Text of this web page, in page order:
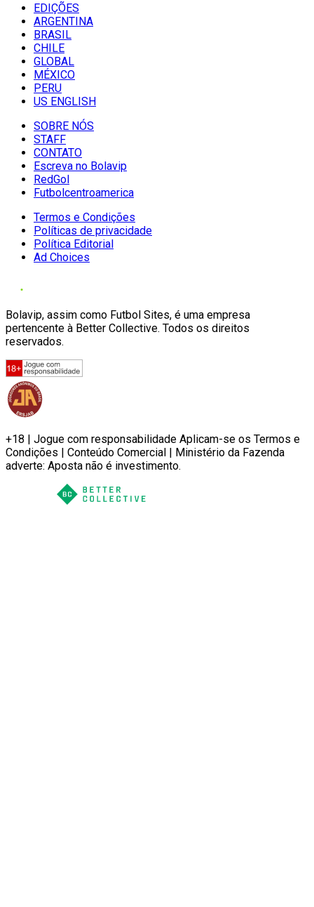
EDIÇÕES
ARGENTINA
BRASIL
CHILE
GLOBAL
MÉXICO
PERU
US ENGLISH
SOBRE NÓS
STAFF
CONTATO
Escreva no Bolavip
RedGol
Futbolcentroamerica
Termos e Condições
Políticas de privacidade
Política Editorial
Ad Choices
Bolavip, assim como Futbol Sites, é uma empresa
pertencente à Better Collective. Todos os direitos
reservados.
+18 | Jogue com responsabilidade Aplicam-se os Termos e
Condições | Conteúdo Comercial | Ministério da Fazenda
adverte: Aposta não é investimento.